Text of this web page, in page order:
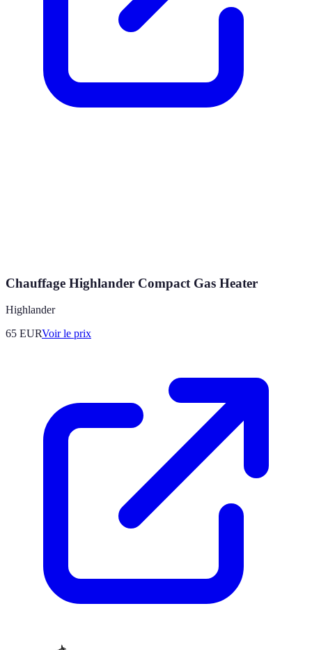
Chauffage Highlander Compact Gas Heater
Highlander
65 EURVoir le prix